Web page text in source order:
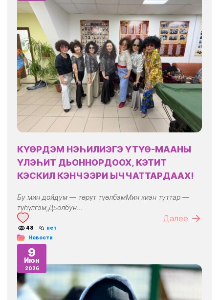
КҮӨРДЭМ НЭҺИЛИЭГЭ ҮТҮӨ-МААНЫ
ҮЛЭҺИТ ДЬОННОРДООХ, КЭТИТ
КЭСКИЛ КЭНЧЭЭРИ ЫЧЧАТТАРДААХ!
Бу мин дойдум — төрүт түөлбэмМин киэн туттар —
түһүлгэм,Дьолбун…
Далее
48
нет
Новости
9
Июн
2026